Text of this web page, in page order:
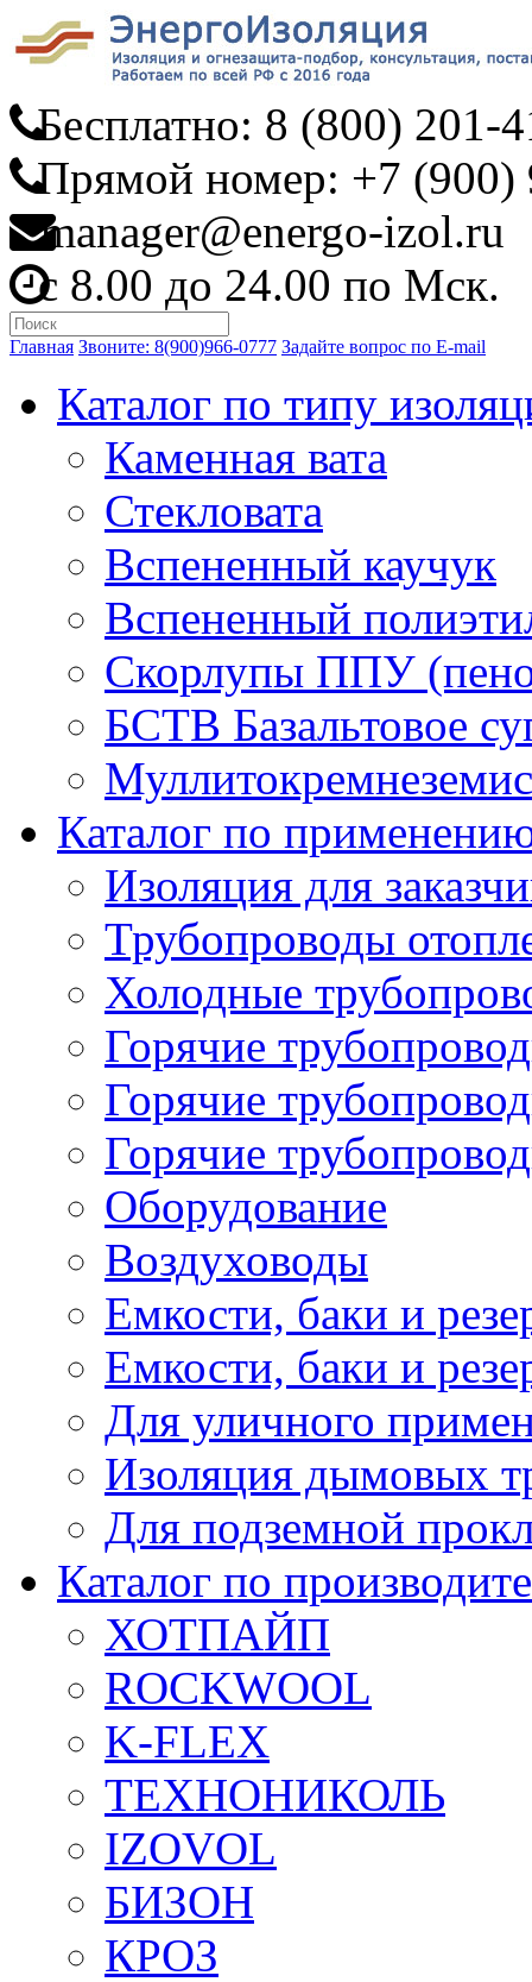
Бесплатно: 8 (800) 201-
Прямой номер: +7 (900)
manager@energo-izol.ru
с 8.00 до 24.00 по Мск.
Главная Звоните: 8(900)966-0777 Задайте вопрос по E-mail
Каталог по типу
Каменная вата
Стекловата
Вспененный каучук
Вспененный
Скорлупы ППУ
БСТВ Базальтовое
Каталог по
Изоляция для
Трубопроводы
Холодные
Горячие
Горячие
Горячие
Оборудование
Воздуховоды
Емкости, баки и
Емкости, баки и
Для уличного
Изоляция дымовых
Для подземной
Каталог по
ХОТПАЙП
ROCKWOOL
K-FLEX
ТЕХНОНИКОЛЬ
IZOVOL
БИЗОН
КРОЗ